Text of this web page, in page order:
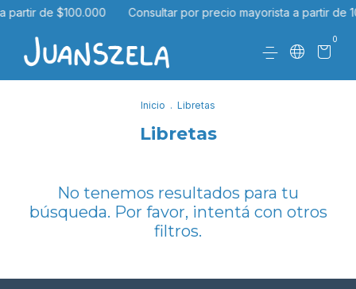
partir de $100.000 Consultar por precio mayorista a partir de
0
Inicio . Libretas
Libretas
No tenemos resultados para tu
búsqueda. Por favor, intentá con otros
filtros.